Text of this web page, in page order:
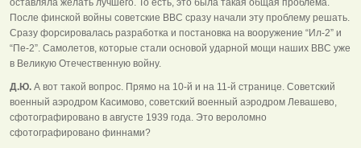
оставляла желать лучшего. То есть, это была такая общая проблема.
После финской войны советские ВВС сразу начали эту проблему решать.
Сразу форсировалась разработка и постановка на вооружение “Ил-2” и
“Пе-2”. Самолетов, которые стали основой ударной мощи наших ВВС уже
в Великую Отечественную войну.
Д.Ю. А вот такой вопрос. Прямо на 10-й и на 11-й странице. Советский
военный аэродром Касимово, советский военный аэродром Левашево,
сфотографировано в августе 1939 года. Это вероломно
сфотографировано финнами?